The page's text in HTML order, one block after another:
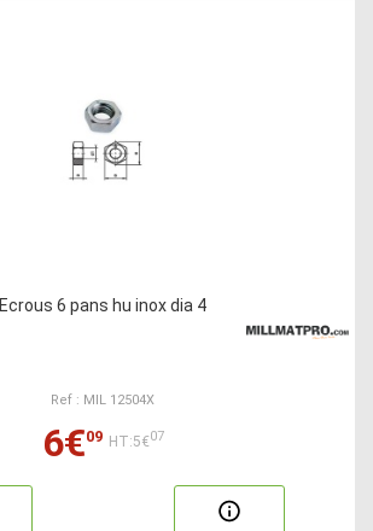
Ecrous 6 pans hu inox dia 4
Ref : MIL 12504X
6€09 HT:5€07